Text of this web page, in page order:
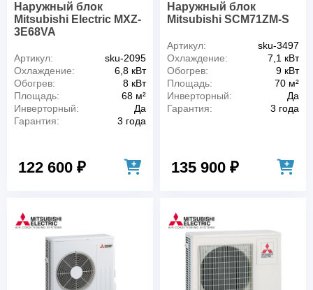
Наружный блок
Mitsubishi Electric MXZ-
3E68VA
Артикул:
sku-2095
Охлаждение:
6,8 кВт
Обогрев:
8 кВт
Площадь:
68 м²
Инверторный:
Да
Гарантия:
3 года
122 600 ₽
Наружный блок
Mitsubishi SCM71ZM-S
Артикул:
sku-3497
Охлаждение:
7,1 кВт
Обогрев:
9 кВт
Площадь:
70 м²
Инверторный:
Да
Гарантия:
3 года
135 900 ₽